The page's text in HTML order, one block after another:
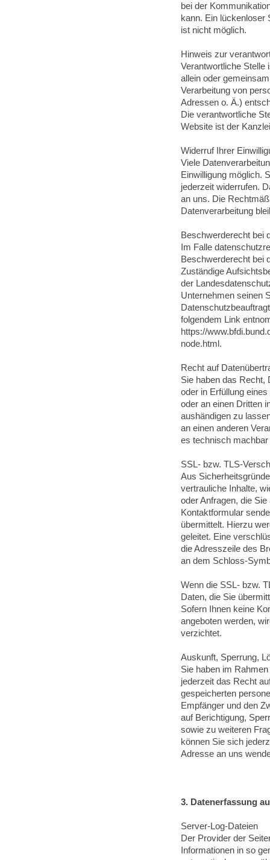
bei der
kann. Ein lückenloser
ist nicht möglich.
Hinweis zur
Verantwortliche Stelle
allein oder
Verarbeitung von
Adressen o. Ä.)
Die verantwortliche
Website ist der
Widerruf Ihrer
Viele
Einwilligung möglich.
jederzeit widerrufen.
an uns. Die
Datenverarbeitung
Beschwerderecht bei
Im Falle
Beschwerderecht bei
Zuständige
der
Unternehmen seinen
folgendem Link
https://
node.html.
Recht auf
Sie haben das Recht,
oder in Erfüllung
oder an einen Dritten
aushändigen zu
an einen anderen
es technisch machbar
SSL- bzw. TLS-
Aus
vertrauliche Inhalte,
oder Anfragen, die
Kontaktformular
übermittelt. Hierzu
geleitet. Eine
die Adresszeile des
an dem Schloss-
Wenn die SSL- bzw.
Daten, die Sie
Sofern Ihnen keine
angeboten werden,
verzichtet.
Auskunft, Sperrung,
Sie haben im
jederzeit das Recht
gespeicherten
Empfänger und den
auf Berichtigung,
sowie zu weiteren
können Sie sich
Adresse an uns
3. Datenerfassung
Server-Log-Dateien
Der Provider der
Informationen in so